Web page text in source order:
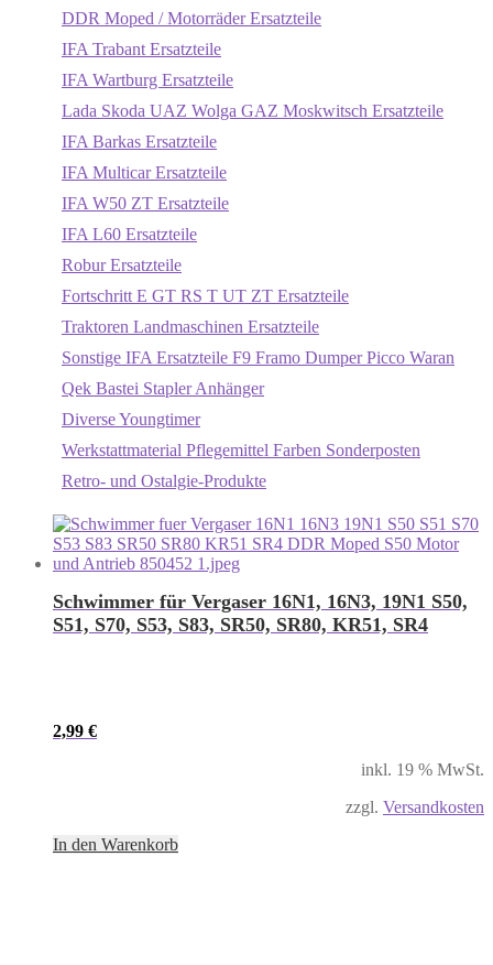
DDR Moped / Motorräder Ersatzteile
IFA Trabant Ersatzteile
IFA Wartburg Ersatzteile
Lada Skoda UAZ Wolga GAZ Moskwitsch Ersatzteile
IFA Barkas Ersatzteile
IFA Multicar Ersatzteile
IFA W50 ZT Ersatzteile
IFA L60 Ersatzteile
Robur Ersatzteile
Fortschritt E GT RS T UT ZT Ersatzteile
Traktoren Landmaschinen Ersatzteile
Sonstige IFA Ersatzteile F9 Framo Dumper Picco Waran
Qek Bastei Stapler Anhänger
Diverse Youngtimer
Werkstattmaterial Pflegemittel Farben Sonderposten
Retro- und Ostalgie-Produkte
Schwimmer für Vergaser 16N1, 16N3, 19N1 S50,
S51, S70, S53, S83, SR50, SR80, KR51, SR4
2,99 €
inkl. 19 % MwSt.
zzgl. Versandkosten
In den Warenkorb